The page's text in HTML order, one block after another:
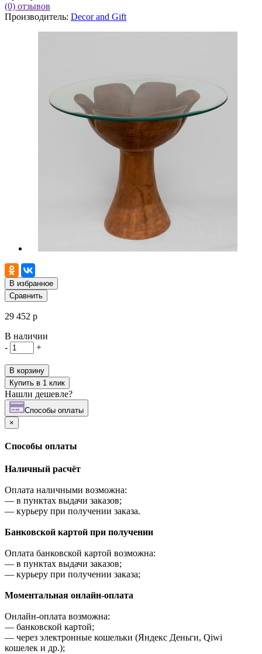
(0) отзывов
Производитель: Decor and Gift
В избранное
Сравнить
29 452 р
В наличии
-
+
В корзину
Купить в 1 клик
Нашли дешевле?
Cпособы оплаты
×
Cпособы оплаты
Наличный расчёт
Оплата наличными возможна:
— в пунктах выдачи заказов;
— курьеру при получении заказа.
Банковской картой при получении
Оплата банковской картой возможна:
— в пунктах выдачи заказов;
— курьеру при получении заказа;
Моментальная онлайн-оплата
Онлайн-оплата возможна:
— банковской картой;
— через электронные кошельки (Яндекс Деньги, Qiwi
кошелек и др.);